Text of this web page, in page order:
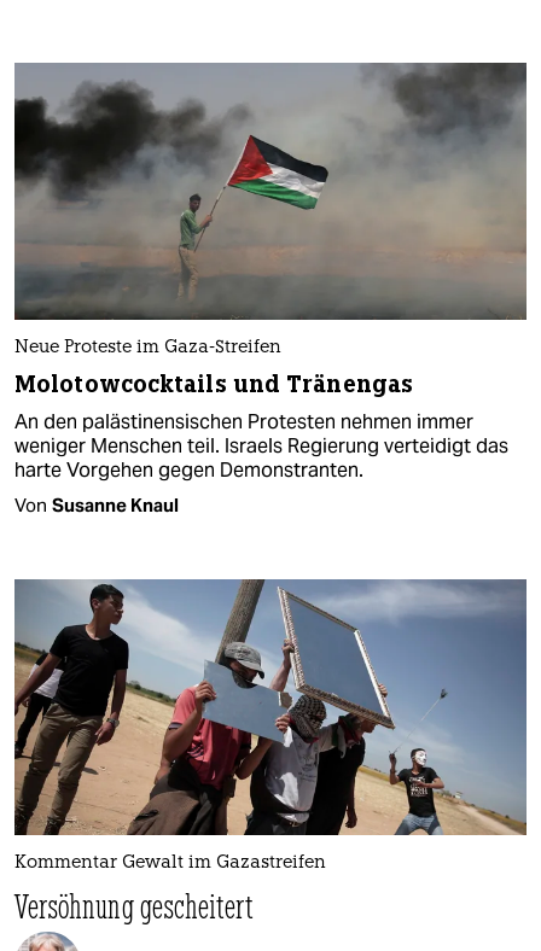
Neue Proteste im Gaza-Streifen
Molotowcocktails und Tränengas
An den palästinensischen Protesten nehmen immer
weniger Menschen teil. Israels Regierung verteidigt das
harte Vorgehen gegen Demonstranten.
Von Susanne Knaul
Kommentar Gewalt im Gazastreifen
Versöhnung gescheitert